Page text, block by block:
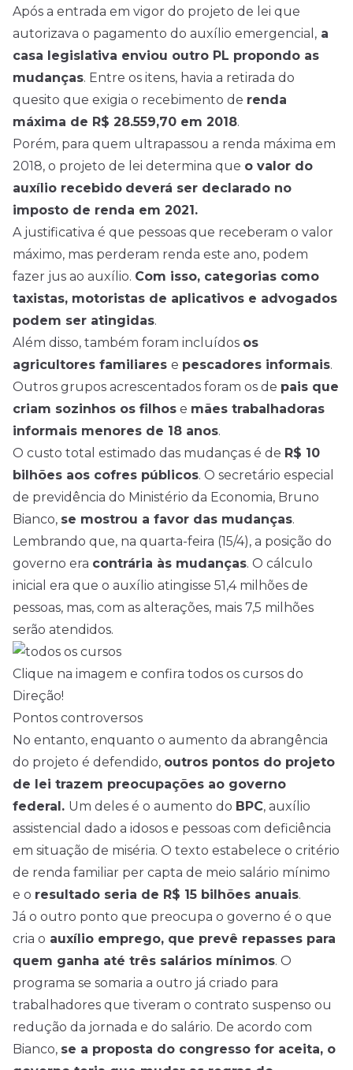
Após a entrada em vigor do projeto de lei que
autorizava o pagamento do auxílio emergencial, a
casa legislativa enviou outro PL propondo as
mudanças. Entre os itens, havia a retirada do
quesito que exigia o recebimento de renda
máxima de R$ 28.559,70 em 2018.
Porém, para quem ultrapassou a renda máxima em
2018, o projeto de lei determina que o valor do
auxílio recebido deverá ser declarado no
imposto de renda em 2021.
A justificativa é que pessoas que receberam o valor
máximo, mas perderam renda este ano, podem
fazer jus ao auxílio. Com isso, categorias como
taxistas, motoristas de aplicativos e advogados
podem ser atingidas.
Além disso, também foram incluídos os
agricultores familiares e pescadores informais.
Outros grupos acrescentados foram os de pais que
criam sozinhos os filhos e mães trabalhadoras
informais menores de 18 anos.
O custo total estimado das mudanças é de R$ 10
bilhões aos cofres públicos. O secretário especial
de previdência do Ministério da Economia, Bruno
Bianco, se mostrou a favor das mudanças.
Lembrando que, na quarta-feira (15/4), a posição do
governo era contrária às mudanças. O cálculo
inicial era que o auxílio atingisse 51,4 milhões de
pessoas, mas, com as alterações, mais 7,5 milhões
serão atendidos.
Clique na imagem e confira todos os cursos do
Direção!
Pontos controversos
No entanto, enquanto o aumento da abrangência
do projeto é defendido, outros pontos do projeto
de lei trazem preocupações ao governo
federal. Um deles é o aumento do BPC, auxílio
assistencial dado a idosos e pessoas com deficiência
em situação de miséria. O texto estabelece o critério
de renda familiar per capta de meio salário mínimo
e o resultado seria de R$ 15 bilhões anuais.
Já o outro ponto que preocupa o governo é o que
cria o auxílio emprego, que prevê repasses para
quem ganha até três salários mínimos. O
programa se somaria a outro já criado para
trabalhadores que tiveram o contrato suspenso ou
redução da jornada e do salário. De acordo com
Bianco, se a proposta do congresso for aceita, o